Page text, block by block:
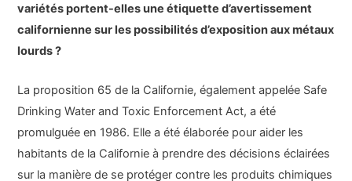
variétés portent-elles une étiquette d’avertissement
californienne sur les possibilités d’exposition aux métaux
lourds ?
La proposition 65 de la Californie, également appelée Safe
Drinking Water and Toxic Enforcement Act, a été
promulguée en 1986. Elle a été élaborée pour aider les
habitants de la Californie à prendre des décisions éclairées
sur la manière de se protéger contre les produits chimiques